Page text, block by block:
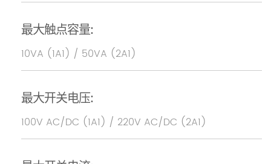
最大触点容量:
10VA (1A1) / 50VA (2A1)
最大开关电压:
100V AC/DC (1A1) / 220V AC/DC (2A1)